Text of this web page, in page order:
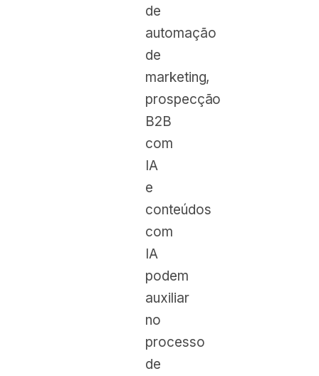
de
automação
de
marketing,
prospecção
B2B
com
IA
e
conteúdos
com
IA
podem
auxiliar
no
processo
de